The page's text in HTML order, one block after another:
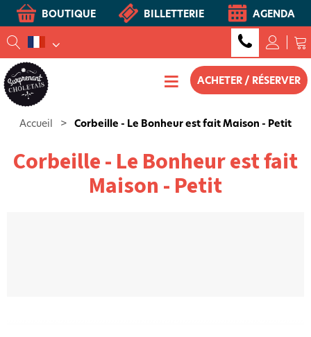
BOUTIQUE BILLETTERIE AGENDA
ACHETER / RÉSERVER
Accueil > Corbeille - Le Bonheur est fait Maison - Petit
Corbeille - Le Bonheur est fait
Maison - Petit